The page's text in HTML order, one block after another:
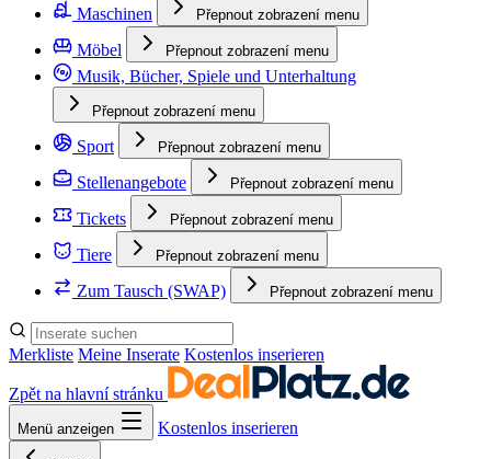
Maschinen Přepnout zobrazení menu
Möbel Přepnout zobrazení menu
Musik, Bücher, Spiele und Unterhaltung
Přepnout zobrazení menu
Sport Přepnout zobrazení menu
Stellenangebote Přepnout zobrazení menu
Tickets Přepnout zobrazení menu
Tiere Přepnout zobrazení menu
Zum Tausch (SWAP) Přepnout zobrazení menu
Merkliste Meine Inserate Kostenlos inserieren
Zpět na hlavní stránku
Menü anzeigen Kostenlos inserieren